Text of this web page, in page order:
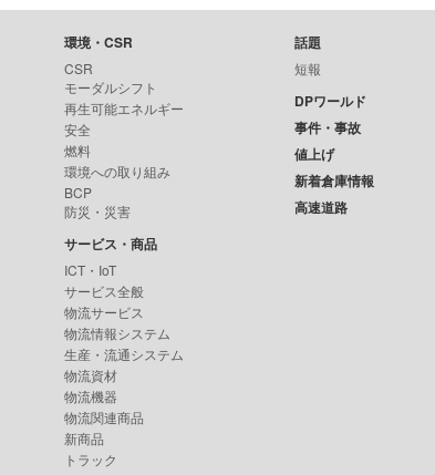
環境・CSR
CSR
モーダルシフト
再生可能エネルギー
安全
燃料
環境への取り組み
BCP
防災・災害
サービス・商品
ICT・IoT
サービス全般
物流サービス
物流情報システム
生産・流通システム
物流資材
物流機器
物流関連商品
新商品
トラック
話題
短報
DPワールド
事件・事故
値上げ
新着倉庫情報
高速道路